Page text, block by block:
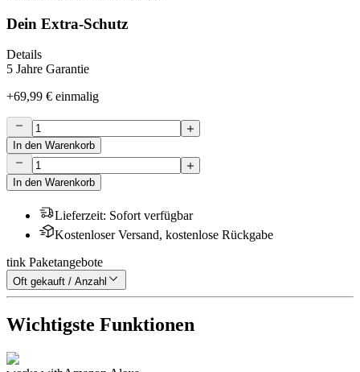
Dein Extra-Schutz
Details
5 Jahre Garantie
+69,99 € einmalig
In den Warenkorb
In den Warenkorb
Lieferzeit: Sofort verfügbar
Kostenloser Versand, kostenlose Rückgabe
tink Paketangebote
Oft gekauft / Anzahl
Wichtigste Funktionen